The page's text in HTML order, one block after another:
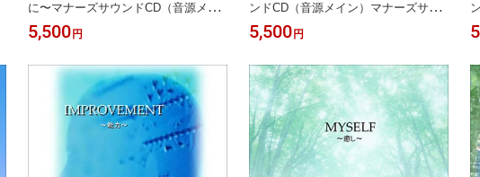
に〜マナーズサウンドCD（音源メイ
ン）マナーズサウンド 音響振動療法
音響療法 サイマティクス マナーズ 特
5,500 円
ンドCD（音源メイン）マナーズサウ
ンド 音響振動療法 音響療法 サイマテ
ィクス マナーズ 特殊音響
5,500 円